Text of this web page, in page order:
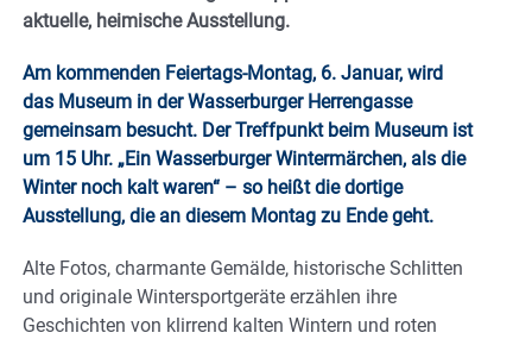
aktuelle, heimische Ausstellung.
Am kommenden Feiertags-Montag, 6. Januar, wird
das Museum in der Wasserburger Herrengasse
gemeinsam besucht. Der Treffpunkt beim Museum ist
um 15 Uhr. „Ein Wasserburger Wintermärchen, als die
Winter noch kalt waren“ – so heißt die dortige
Ausstellung, die an diesem Montag zu Ende geht.
Alte Fotos, charmante Gemälde, historische Schlitten
und originale Wintersportgeräte erzählen ihre
Geschichten von klirrend kalten Wintern und roten